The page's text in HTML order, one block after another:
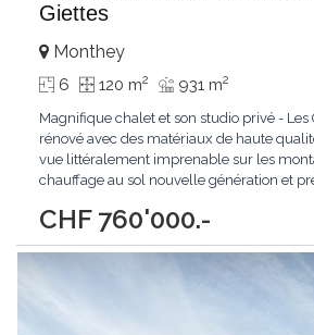
Giettes
CHF 760'000.-
Monthey
6 120 m2 931 m2
Magnifique chalet et son studio privé -
rénové avec des matériaux de haute
vue littéralement imprenable sur les
chauffage au sol nouvelle génération et
découvrir absolument.Érigé sur 3 étages,
et confort moderne....